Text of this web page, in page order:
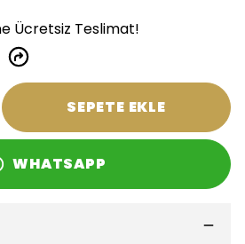
Ücretsiz Teslimat!
SEPETE EKLE
WHATSAPP